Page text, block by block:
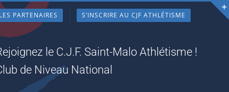
LES PARTENAIRES S’INSCRIRE AU CJF ATHLÉTISME
le C.J.F. Saint-Malo Athlétisme !
de Niveau National